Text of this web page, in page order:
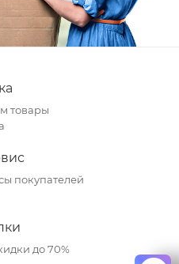
товары
покупателей
до 70%